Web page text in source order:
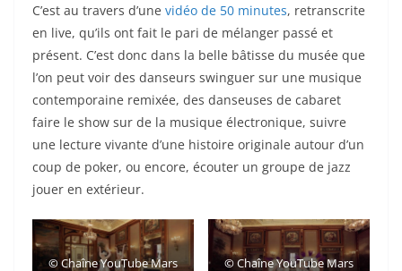
C’est au travers d’une vidéo de 50 minutes, retranscrite
en live, qu’ils ont fait le pari de mélanger passé et
présent. C’est donc dans la belle bâtisse du musée que
l’on peut voir des danseurs swinguer sur une musique
contemporaine remixée, des danseuses de cabaret
faire le show sur de la musique électronique, suivre
une lecture vivante d’une histoire originale autour d’un
coup de poker, ou encore, écouter un groupe de jazz
jouer en extérieur.
©Chaîne YouTube Mars ©Chaîne YouTube Mars